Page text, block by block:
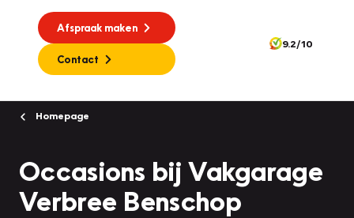
Afspraak maken
Contact
9.2/10
Homepage
Occasions bij Vakgarage
Verbree Benschop